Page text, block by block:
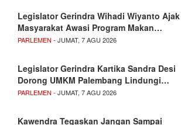
Legislator Gerindra Wihadi Wiyanto Ajak
Masyarakat Awasi Program Makan…
PARLEMEN - JUMAT, 7 AGU 2026
Legislator Gerindra Kartika Sandra Desi
Dorong UMKM Palembang Lindungi…
PARLEMEN - JUMAT, 7 AGU 2026
Kawendra Tegaskan Jangan Sampai